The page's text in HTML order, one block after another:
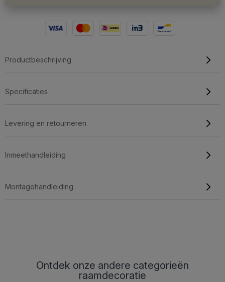
Productbeschrijving
Specificaties
Levering en retourneren
Inmeethandleiding
Montagehandleiding
Ontdek onze andere categorieën
raamdecoratie